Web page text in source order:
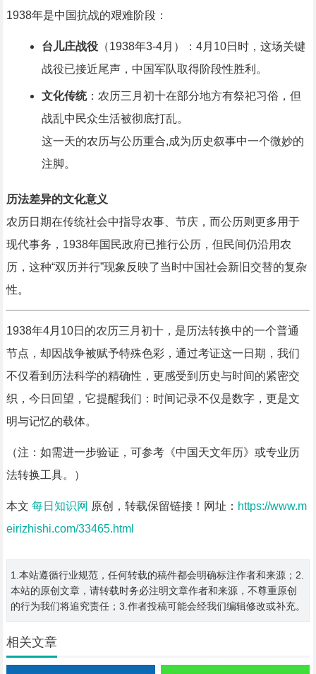
1938年是中国抗战的艰难阶段：
台儿庄战役（1938年3-4月）：4月10日时，这场关键
战役已接近尾声，中国军队取得阶段性胜利。
文化传统：农历三月初十在部分地方有祭祀习俗，但
战乱中民众生活被彻底打乱。
这一天的农历与公历重合,成为历史叙事中一个微妙的
注脚。
历法差异的文化意义
农历日期在传统社会中指导农事、节庆，而公历则更多用于
现代事务，1938年国民政府已推行公历，但民间仍沿用农
历，这种“双历并行”现象反映了当时中国社会新旧交替的复杂
性。
1938年4月10日的农历三月初十，是历法转换中的一个普通
节点，却因战争被赋予特殊色彩，通过考证这一日期，我们
不仅看到历法科学的精确性，更感受到历史与时间的紧密交
织，今日回望，它提醒我们：时间记录不仅是数字，更是文
明与记忆的载体。
（注：如需进一步验证，可参考《中国天文年历》或专业历
法转换工具。）
本文 每日知识网 原创，转载保留链接！网址： https://www.m
eirizhishi.com/33465.html
1.本站遵循行业规范，任何转载的稿件都会明确标注作者和来源；2.
本站的原创文章，请转载时务必注明文章作者和来源，不尊重原创
的行为我们将追究责任；3.作者投稿可能会经我们编辑修改或补充。
相关文章